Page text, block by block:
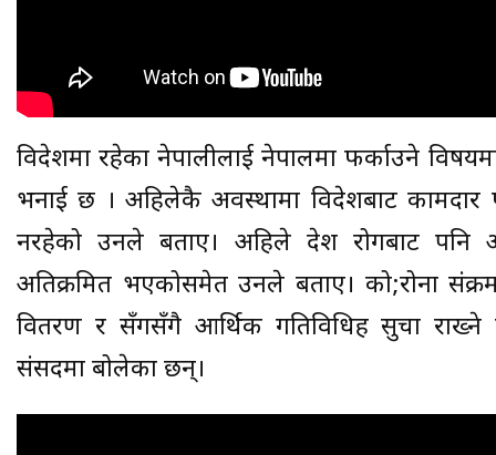
विदेशमा रहेका नेपालीलाई नेपालमा फर्काउने
भनाई छ । अहिलेकै अवस्थामा विदेशबाट कामदार
नरहेको उनले बताए। अहिले देश रोगबाट पनि
अतिक्रमित भएकोसमेत उनले बताए। को;रोना
वितरण र सँगसँगै आर्थिक गतिविधिहरु सुचारु राख्ने
संसदमा बोलेका छन्।